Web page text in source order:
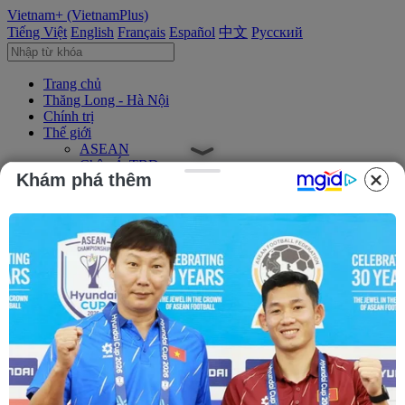
Vietnam+ (VietnamPlus)
Tiếng Việt English Français Español 中文 Русский
Trang chủ
Thăng Long - Hà Nội
Chính trị
Thế giới
ASEAN
Châu Á-TBD
Trung Đông
Châu Mỹ
Châu Phi
Kinh tế
Kinh doanh
Tài chính
Tín dụng nông thôn
Chứng khoán
Bất động sản
Doanh nghiệp
Thông tin doanh nghiệp
Thông cáo báo chí
Xã hội
Khám phá thêm